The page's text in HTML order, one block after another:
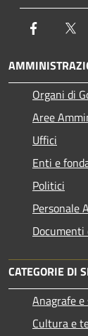
Facebook
Organi di
Aree
Uffici
Enti e
Politici
Personale
Documenti
CATEGORIE DI
Anagrafe
Cultura e